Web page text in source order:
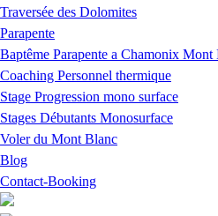
Traversée des Dolomites
Parapente
Baptême Parapente a Chamonix Mont
Coaching Personnel thermique
Stage Progression mono surface
Stages Débutants Monosurface
Voler du Mont Blanc
Blog
Contact-Booking